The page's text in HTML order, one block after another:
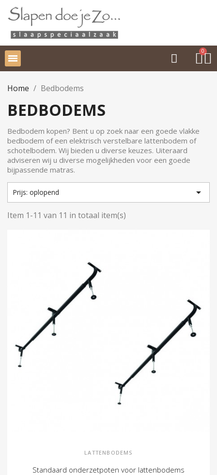
Home Bedbodems
BEDBODEMS
Bedbodem kopen? Bent u op zoek naar een goede vlakke
bedbodem of een elektrisch verstelbare lattenbodem of
schotelbodem. Wij bieden u diverse keuzes. Uiteraard
adviseren wij u diverse mogelijkheden voor een goede
bijpassende matras.
Prijs: oplopend 
Item 1-11 van 11 in totaal item(s)
LATTENBODEMS
Standaard onderzetpoten voor lattenbodems